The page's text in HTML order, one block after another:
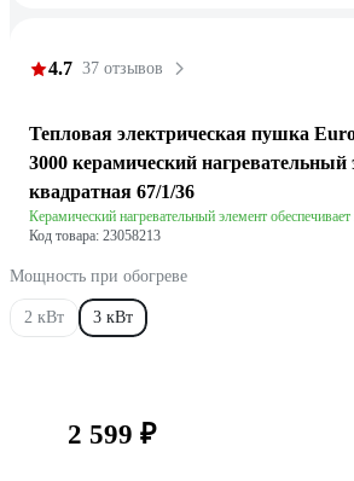
4.7 37 отзывов
Тепловая электрическая пушка
3000 керамический нагревательный
квадратная 67/1/36
Керамический нагревательный элемент
Код товара: 23058213
Мощность при обогреве
2 кВт 3 кВт
2 599 ₽